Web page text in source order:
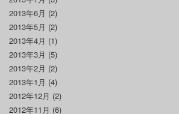
2013年6月 (2)
2013年5月 (2)
2013年4月 (1)
2013年3月 (5)
2013年2月 (2)
2013年1月 (4)
2012年12月 (2)
2012年11月 (6)